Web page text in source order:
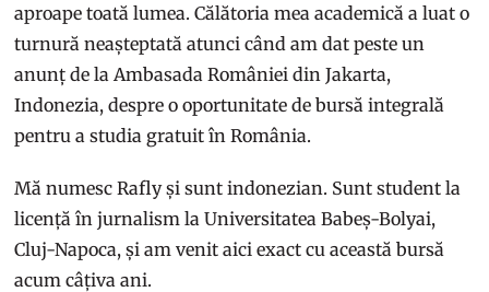
aproape toată lumea. Călătoria mea academică a luat o
turnură neașteptată atunci când am dat peste un
anunț de la Ambasada României din Jakarta,
Indonezia, despre o oportunitate de bursă integrală
pentru a studia gratuit în România.
Mă numesc Rafly și sunt indonezian. Sunt student la
licență în jurnalism la Universitatea Babeș-Bolyai,
Cluj-Napoca, și am venit aici exact cu această bursă
acum câțiva ani.